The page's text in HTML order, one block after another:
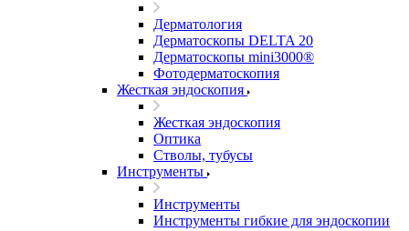
Дерматология
Дерматоскопы DELTA 20
Дерматоскопы mini3000®
Фотодерматоскопия
Жесткая эндоскопия
Жесткая эндоскопия
Оптика
Стволы, тубусы
Инструменты
Инструменты
Инструменты гибкие для эндоскопии